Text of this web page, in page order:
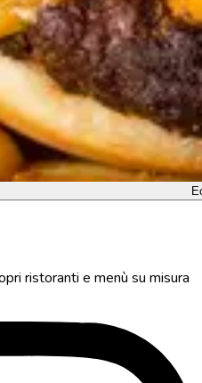
ristoranti e menù su misura